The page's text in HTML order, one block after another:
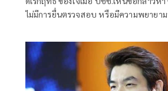
ไม่มีการยื่นตรวจสอบ หรือมีความพยายา